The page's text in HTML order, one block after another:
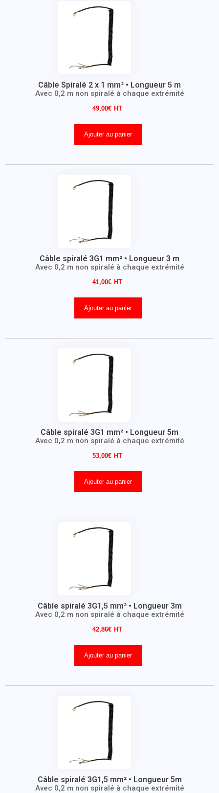
Câble Spiralé 2 x 1 mm² • Longueur 5 m
Avec 0,2 m non spiralé à chaque extrémité
49,00€
Ajouter au panier
Câble spiralé 3G1 mm² • Longueur 3 m
Avec 0,2 m non spiralé à chaque extrémité
41,00€
Ajouter au panier
Câble spiralé 3G1 mm² • Longueur 5m
Avec 0,2 m non spiralé à chaque extrémité
53,00€
Ajouter au panier
Câble spiralé 3G1,5 mm² • Longueur 3m
Avec 0,2 m non spiralé à chaque extrémité
42,86€
Ajouter au panier
Câble spiralé 3G1,5 mm² • Longueur 5m
Avec 0,2 m non spiralé à chaque extrémité